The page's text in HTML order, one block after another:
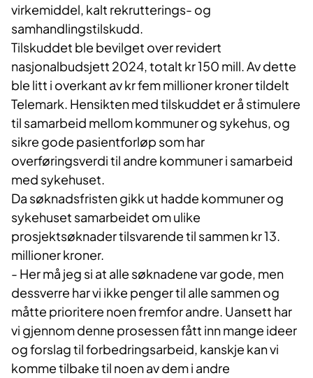
virkemiddel, kalt rekrutterings- og
samhandlingstilskudd.
Tilskuddet ble bevilget over revidert
nasjonalbudsjett 2024, totalt kr 150 mill. Av dette
ble litt i overkant av kr fem millioner kroner tildelt
Telemark. Hensikten med tilskuddet er å stimulere
til samarbeid mellom kommuner og sykehus, og
sikre gode pasientforløp som har
overføringsverdi til andre kommuner i samarbeid
med sykehuset.
Da søknadsfristen gikk ut hadde kommuner og
sykehuset samarbeidet om ulike
prosjektsøknader tilsvarende til sammen kr 13.
millioner kroner.
- Her må jeg si at alle søknadene var gode, men
dessverre har vi ikke penger til alle sammen og
måtte prioritere noen fremfor andre. Uansett har
vi gjennom denne prosessen fått inn mange ideer
og forslag til forbedringsarbeid, kanskje kan vi
komme tilbake til noen av dem i andre